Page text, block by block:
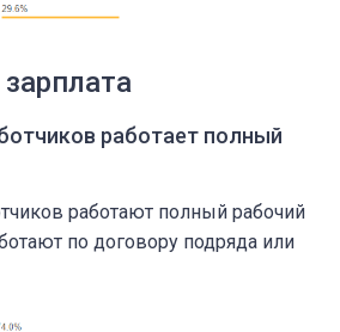
работает полный
работают полный рабочий
по договору подряда или